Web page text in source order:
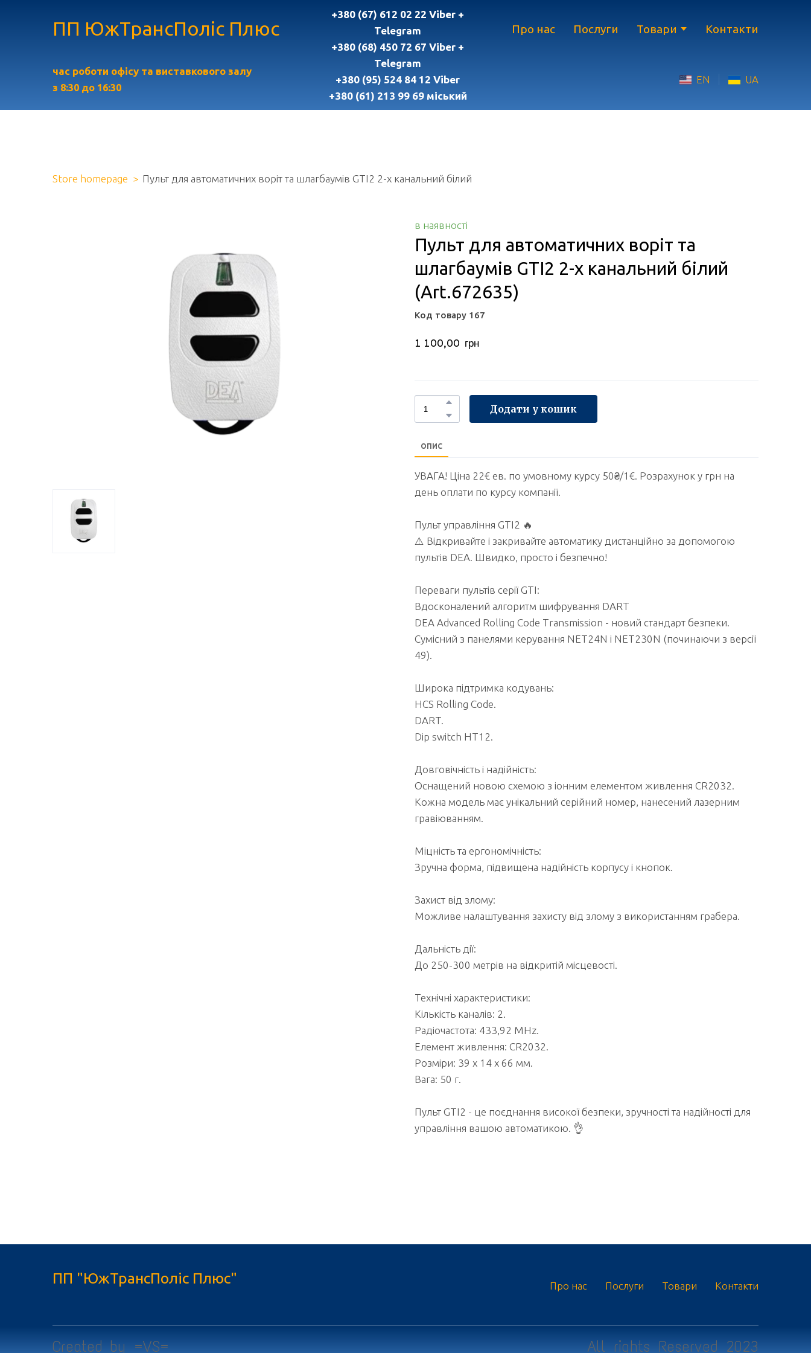
ПП ЮжТрансПоліс Плюс
час роботи офісу та виставкового залу
з 8:30 до 16:30
+380 (67) 612 02 22 Viber +
Telegram
+380 (68) 450 72 67 Viber +
Telegram
+380 (95) 524 84 12 Viber
+380 (61) 213 99 69 міський
Про нас Послуги Товари Контакти
EN UA
Store homepage Пульт для автоматичних воріт та шлагбаумів GTI2 2-х канальний білий
в наявності
Пульт для автоматичних воріт та
шлагбаумів GTI2 2-х канальний білий
(Art.672635)
Код товару 167
1 100,00  грн
Додати у кошик
ОПИС
УВАГА! Ціна 22€ ев. по умовному курсу 50₴/1€. Розрахунок у грн на
день оплати по курсу компанії.
Пульт управління GTI2 🔥
⚠️ Відкривайте і закривайте автоматику дистанційно за допомогою
пультів DEA. Швидко, просто і безпечно!
Переваги пультів серії GTI:
Вдосконалений алгоритм шифрування DART
DEA Advanced Rolling Code Transmission - новий стандарт безпеки.
Сумісний з панелями керування NET24N і NET230N (починаючи з версії
49).
Широка підтримка кодувань:
HCS Rolling Code.
DART.
Dip switch HT12.
Довговічність і надійність:
Оснащений новою схемою з іонним елементом живлення CR2032.
Кожна модель має унікальний серійний номер, нанесений лазерним
гравіюванням.
Міцність та ергономічність:
Зручна форма, підвищена надійність корпусу і кнопок.
Захист від злому:
Можливе налаштування захисту від злому з використанням грабера.
Дальність дії:
До 250-300 метрів на відкритій місцевості.
Технічні характеристики:
Кількість каналів: 2.
Радіочастота: 433,92 MHz.
Елемент живлення: CR2032.
Розміри: 39 x 14 x 66 мм.
Вага: 50 г.
Пульт GTI2 - це поєднання високої безпеки, зручності та надійності для
управління вашою автоматикою. 👌
ПП "ЮжТрансПоліс Плюс" Про нас Послуги Товари Контакти
Created by =VS= All rights Reserved 2023